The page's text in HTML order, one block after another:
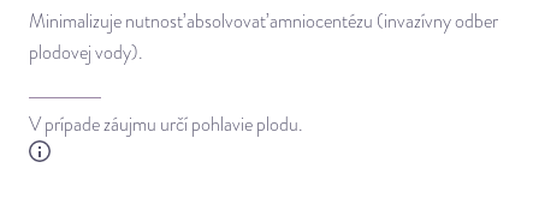
Minimalizuje nutnosť absolvovať amniocentézu (invazívny odber
plodovej vody).
V prípade záujmu určí pohlavie plodu.